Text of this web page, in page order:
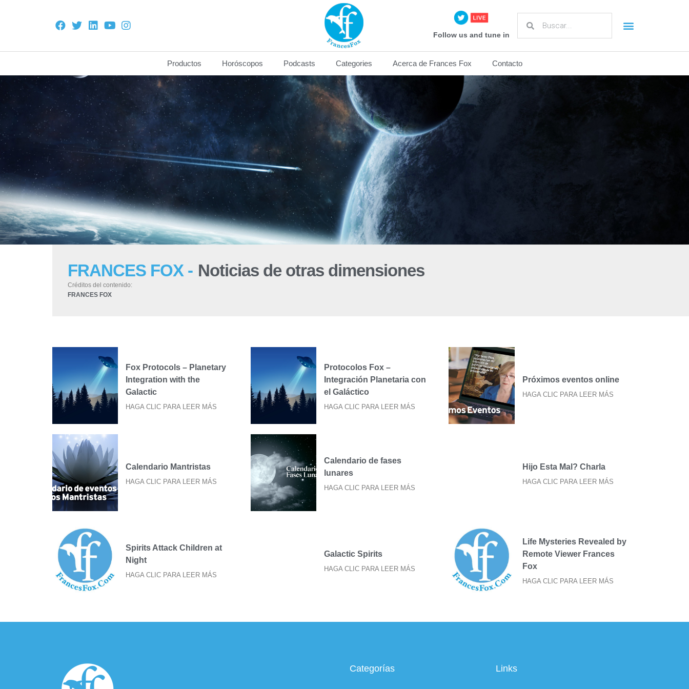
Follow us and tune in
Productos Horóscopos Podcasts Categories Acerca de Frances Fox Contacto
FRANCES FOX - Noticias de otras dimensiones
Créditos del contenido:
FRANCES FOX
Fox Protocols – Planetary
Integration with the
Galactic
HAGA CLIC PARA LEER MÁS
Protocolos Fox –
Integración Planetaria con
el Galáctico
HAGA CLIC PARA LEER MÁS
Próximos eventos online
HAGA CLIC PARA LEER MÁS
Calendario Mantristas
HAGA CLIC PARA LEER MÁS
Calendario de fases
lunares
HAGA CLIC PARA LEER MÁS
Hijo Esta Mal? Charla
HAGA CLIC PARA LEER MÁS
Spirits Attack Children at
Night
HAGA CLIC PARA LEER MÁS
Galactic Spirits
HAGA CLIC PARA LEER MÁS
Life Mysteries Revealed by
Remote Viewer Frances
Fox
HAGA CLIC PARA LEER MÁS
Categorías Links